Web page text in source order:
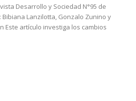
Desarrollo y Sociedad N°95 de
Lanzilotta, Gonzalo Zunino y